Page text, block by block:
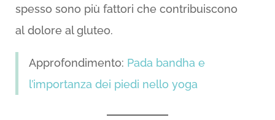
spesso sono più fattori che contribuiscono
al dolore al gluteo.
Approfondimento: Pada bandha e
l’importanza dei piedi nello yoga